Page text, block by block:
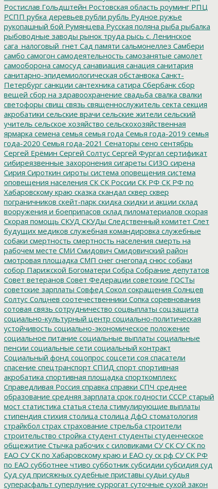
Ростислав Гольдштейн Ростовская область роуминг РПЦ
РСПП рубка деревьев рубли рубль Рудное ружье
рукопашный бой Румянцева Русская поляна рыба рыбалка
рыбоводные заводы рынок труда рысь с. Ленинское
сага_налоговый_гнет Сад памяти сальмонеллез Самбери
самбо самогон самодеятельность самозанятые самолет
самооборона самосуд санавиация санация санитария
санитарно-эпидемиологическая обстанвока Санкт-
Петербург санкции сантехника сатира Сбербанк сбор
вещей сбор на здравоохранение свадьба свалка свалки
светофоры свищ связь священнослужитель секта секция
акробатики сельские врачи сельские жители сельский
учитель сельское хозяйство сельскохозяйственная
ярмарка семена семья семья года Семья года-2019 семья
года-2020 Семья года-2021 Сенаторы сено сентябрь
Сергей Ерёмин Сергей Солтус Сергей Фургал сертификат
сибиреязвенные захоронения сигареты СИЗО сирена
Сирия Сироткин сироты система оповещения система
оповещения населения СК СК России СК РФ СК РФ по
Хабаровскому краю сказка скандал сквер сквер
пограничников скейт-парк скидка скидки и акции склад
вооружения и боеприпасов склад пиломатериалов скорая
Скорая помощь СКУД СКУДы Следственный комитет Слет
будущих медиков служебная командировка служебные
собаки смертность смертность населения смерть на
рабочем месте СМИ Смидович Смидовичский район
смотровая площадка СМП снег снегопад снюс собаки
собор Парижской Богоматери Собра Собрание депутатов
Совет ветеранов Совет Федерации советские ГОСТы
советские зарплаты Совфед Сокол сокращения Солнцев
Солтус Солцнев соотечественники Сопка соревнования
сотовая связь сотрудничество соцвыплаты соцзащита
социально-культурный центр социально-политическая
устойчивость социально-экономическое положение
социальное питание социальные выплаты социальные
пенсии социальные сети социальный контракт
Социальный фонд соцопрос соцсети соя спасатели
спасение спецтранспорт СПИД спорт спортивная
акробатика спортивная площадка спорткомплекс
Справедливая Россия справка справки СПЧ среднее
образование средняя зарплата срок годности СССР старый
мост статистика статья стела стимулирующие выплаты
стипендия стихия столица столица ДфО стоматология
страйкбол страх страхование стрельба строители
строительство стройка студент студенты студенческое
общежитие Стычка рабочих с силовиками СУ СК СУ СК по
ЕАО СУ СК по Хабаровскому краю и ЕАО су ск рф СУ СК РФ
по ЕАО субботнее чтиво субботник субсидии субсидия суд
Суд суд присяжных судебные приставы судьи судья
суперасфальт суперлуние суррогат суточные сухой закон